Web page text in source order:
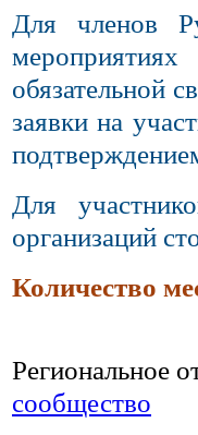
Для членов
обязательной
заявки на
Для
организаций
Количество
Региональное
сообщество